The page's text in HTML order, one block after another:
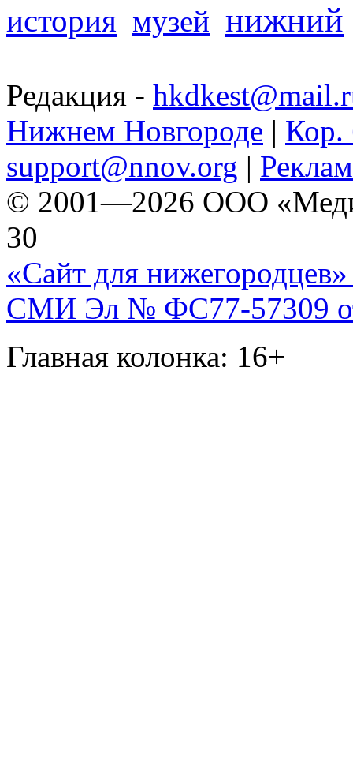
история музей нижний
Редакция -
Нижнем Новгороде | Кор.
support@nnov.org |
© 2001—2026 ООО
30
«Сайт для нижегородцев»
СМИ Эл № ФС77-57309
Главная колонка: 16+